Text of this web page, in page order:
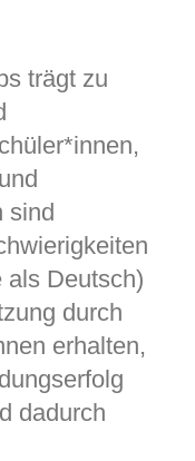
trägt zu
sind
als Deutsch)
durch
erhalten,
dadurch